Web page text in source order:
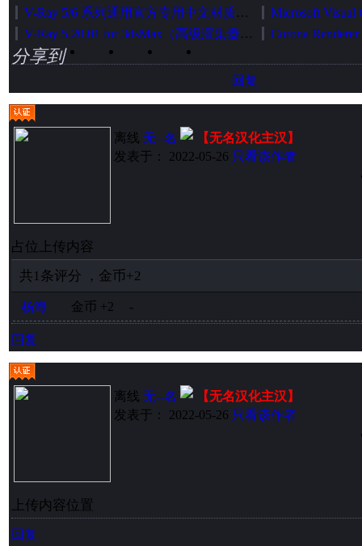
V-Ray 5/6 系列通用官方专用中文材质库智能安装包
V-Ray 5.20.01 for 3dsMax（高级渲染器）中英文切换加强版（官方正式发布版）
分享到
回复
离线 无--名
【无名汉化主汉】
发表于： 2022-05-26 只看该作者
占位上传内容
共1条评分 ， 金币+2
杨海 金币 +2 -
回复
离线 无--名
【无名汉化主汉】
发表于： 2022-05-26 只看该作者
上传内容位置
回复